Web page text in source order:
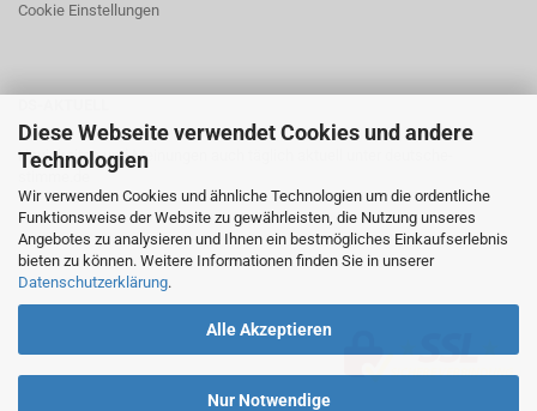
Diese Webseite verwendet Cookies und andere
Technologien
Wir verwenden Cookies und ähnliche Technologien um die ordentliche
Funktionsweise der Website zu gewährleisten, die Nutzung unseres
Angebotes zu analysieren und Ihnen ein bestmögliches Einkaufserlebnis
bieten zu können. Weitere Informationen finden Sie in unserer
Datenschutzerklärung.
Alle Akzeptieren
Nur Notwendige
Cookie Einstellungen
Neuigkeiten und Meinungen auch täglich aktuell unter